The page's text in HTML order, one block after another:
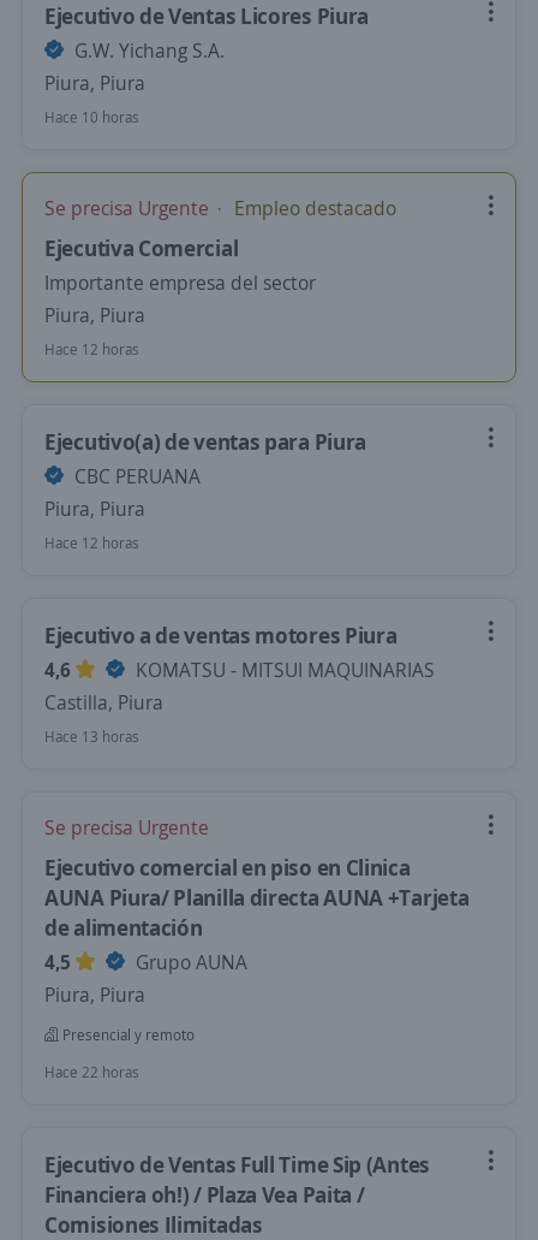
Ejecutivo de Ventas Licores Piura
G.W. Yichang S.A.
Piura, Piura
Hace 10 horas
Se precisa Urgente Empleo destacado
Ejecutiva Comercial
Importante empresa del sector
Piura, Piura
Hace 12 horas
Ejecutivo(a) de ventas para Piura
CBC PERUANA
Piura, Piura
Hace 12 horas
Ejecutivo a de ventas motores Piura
4,6
KOMATSU - MITSUI MAQUINARIAS
Castilla, Piura
Hace 13 horas
Se precisa Urgente
Ejecutivo comercial en piso en Clinica
AUNA Piura/ Planilla directa AUNA +Tarjeta
de alimentación
4,5
Grupo AUNA
Piura, Piura
Presencial y remoto
Hace 22 horas
Ejecutivo de Ventas Full Time Sip (Antes
Financiera oh!) / Plaza Vea Paita /
Comisiones Ilimitadas